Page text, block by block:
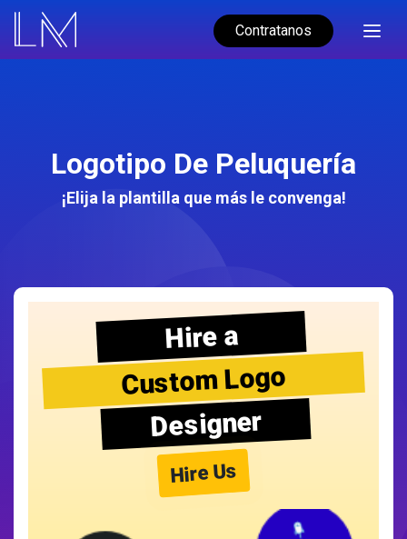
Contratanos
Logotipo De Peluquería
¡Elija la plantilla que más le convenga!
Hire a
Custom Logo
Designer
Hire Us